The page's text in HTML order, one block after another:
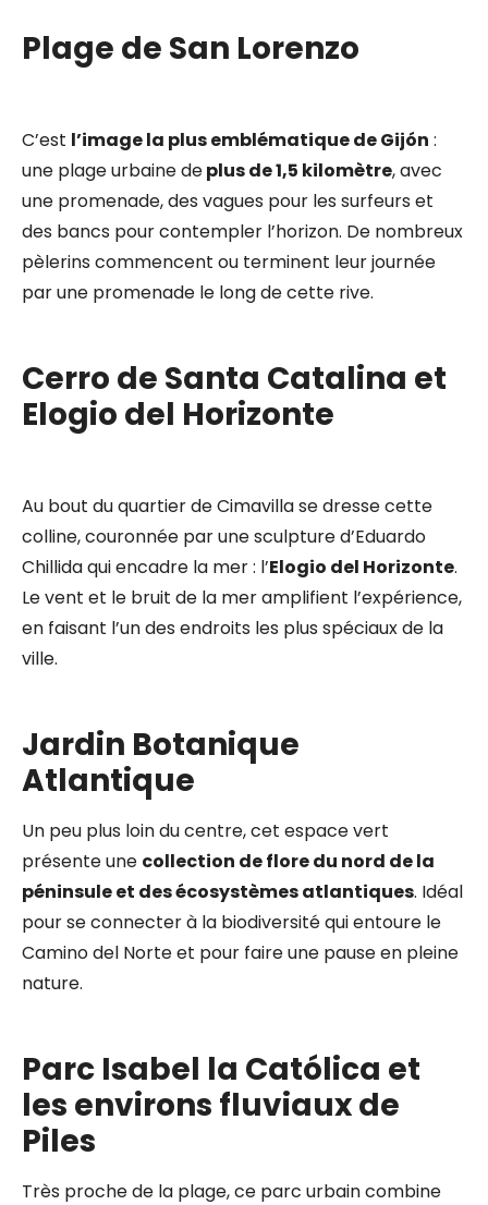
Plage de San Lorenzo
C’est l’image la plus emblématique de Gijón :
une plage urbaine deplus de 1,5 kilomètre, avec
une promenade, des vagues pour les surfeurs et
des bancs pour contempler l’horizon. De nombreux
pèlerins commencent ou terminent leur journée
par une promenade le long de cette rive.
Cerro de Santa Catalina et
Elogio del Horizonte
Au bout du quartier de Cimavilla se dresse cette
colline, couronnée par une sculpture d’Eduardo
Chillida qui encadre la mer : l’Elogio del Horizonte.
Le vent et le bruit de la mer amplifient l’expérience,
en faisant l’un des endroits les plus spéciaux de la
ville.
Jardin Botanique
Atlantique
Un peu plus loin du centre, cet espace vert
présente une collection de flore du nord de la
péninsule et des écosystèmes atlantiques. Idéal
pour se connecter à la biodiversité qui entoure le
Camino del Norte et pour faire une pause en pleine
nature.
Parc Isabel la Católica et
les environs fluviaux de
Piles
Très proche de la plage, ce parc urbain combine